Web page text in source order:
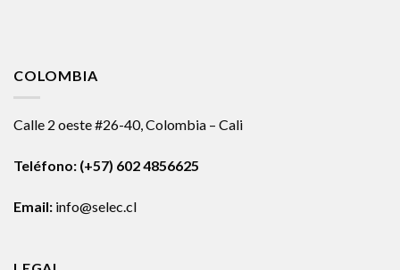
COLOMBIA
Calle 2 oeste #26-40, Colombia – Cali
Teléfono: (+57) 602 4856625
Email: info@selec.cl